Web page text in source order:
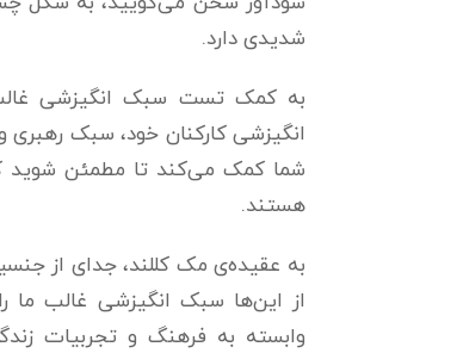
شدیدی دارد.
به کمک تست سبک انگیزشی
انگیزشی کارکنان خود، سبک رهبری
شما کمک می‌کند تا مطمئن شوید
هستند.
از این‌ها سبک انگیزشی غالب ما